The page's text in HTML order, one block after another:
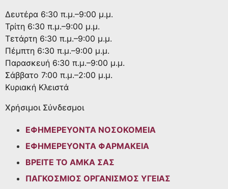
Δευτέρα 6:30 π.μ.–9:00 μ.μ.
Τρίτη 6:30 π.μ.–9:00 μ.μ.
Τετάρτη 6:30 π.μ.–9:00 μ.μ.
Πέμπτη 6:30 π.μ.–9:00 μ.μ.
Παρασκευή 6:30 π.μ.–9:00 μ.μ.
Σάββατο 7:00 π.μ.–2:00 μ.μ.
Κυριακή Κλειστά
Χρήσιμοι Σύνδεσμοι
ΕΦΗΜΕΡΕΥΟΝΤΑ ΝΟΣΟΚΟΜΕΙΑ
ΕΦΗΜΕΡΕΥΟΝΤΑ ΦΑΡΜΑΚΕΙΑ
ΒΡΕΙΤΕ ΤΟ ΑΜΚΑ ΣΑΣ
ΠΑΓΚΟΣΜΙΟΣ ΟΡΓΑΝΙΣΜΟΣ ΥΓΕΙΑΣ